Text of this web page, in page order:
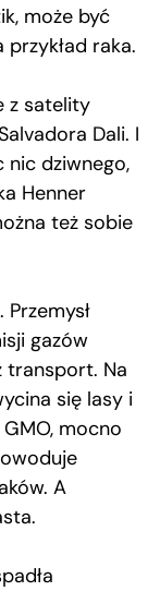
może być
raka.
z satelity
Dali. I
nic dziwnego,
Henner
też sobie
gazów
transport. Na
się lasy i
mocno
A